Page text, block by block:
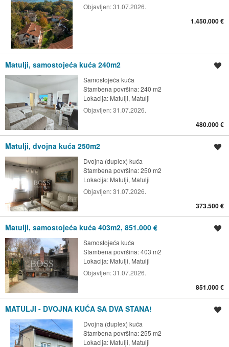
Objavljen:31.07.2026.
1.450.000 €
Matulji, samostojeća kuća 240m2
Samostojeća kuća
Stambena površina: 240 m2
Lokacija: Matulji, Matulji
Objavljen:31.07.2026.
480.000 €
Matulji, dvojna kuća 250m2
Dvojna (duplex) kuća
Stambena površina: 250 m2
Lokacija: Matulji, Matulji
Objavljen:31.07.2026.
373.500 €
Matulji, samostojeća kuća 403m2, 851.000 €
Samostojeća kuća
Stambena površina: 403 m2
Lokacija: Matulji, Matulji
Objavljen:31.07.2026.
851.000 €
MATULJI - DVOJNA KUĆA SA DVA STANA!
Dvojna (duplex) kuća
Stambena površina: 255 m2
Lokacija: Matulji, Matulji